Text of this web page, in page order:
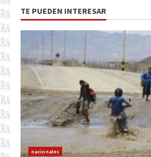
TE PUEDEN INTERESAR
nacionales